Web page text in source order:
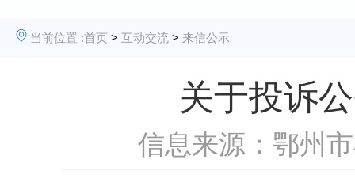
当前位置 :首页 > 互动交流 > 来信公示
关于投诉
信息来源：鄂州